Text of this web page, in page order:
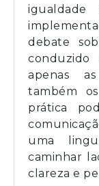
igualdade
debate
apenas
também
prática
uma
caminhar
clareza e